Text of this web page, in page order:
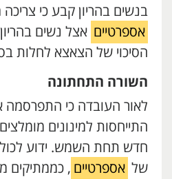
בנשים בהריון קבע כי
אספרטיים אצל נשים
הסיכוי של הצאצא לחלות
השורה התחתונה
לאור העובדה כי התפרסמה
התייחסות למינונים
חדש תחת השמש. ידוע
של אספרטיים , כממתיקים